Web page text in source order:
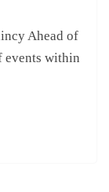
Ahead of
events within